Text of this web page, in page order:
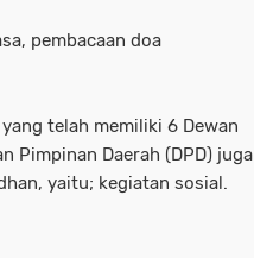
pembacaan doa
telah memiliki 6 Dewan
Pimpinan Daerah (DPD) juga
yaitu; kegiatan sosial.